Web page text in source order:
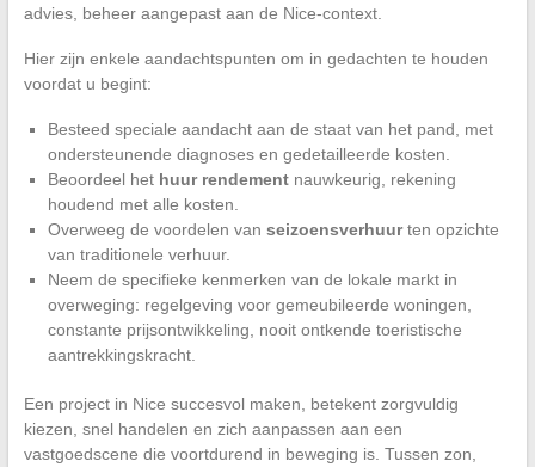
advies, beheer aangepast aan de Nice-context.
Hier zijn enkele aandachtspunten om in gedachten te houden
voordat u begint:
Besteed speciale aandacht aan de staat van het pand, met
ondersteunende diagnoses en gedetailleerde kosten.
Beoordeel het huur rendementnauwkeurig, rekening
houdend met alle kosten.
Overweeg de voordelen van seizoensverhuurten opzichte
van traditionele verhuur.
Neem de specifieke kenmerken van de lokale markt in
overweging: regelgeving voor gemeubileerde woningen,
constante prijsontwikkeling, nooit ontkende toeristische
aantrekkingskracht.
Een project in Nice succesvol maken, betekent zorgvuldig
kiezen, snel handelen en zich aanpassen aan een
vastgoedscene die voortdurend in beweging is. Tussen zon,